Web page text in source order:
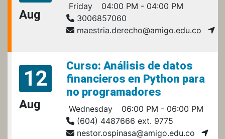
Aug
Friday
04:00 PM - 04:00 PM
3006857060
maestria.derecho@amigo.edu.co
12
Aug
Curso: Análisis de datos
financieros en Python para
no programadores
Wednesday
06:00 PM - 06:00 PM
(604) 4487666 ext. 9775
nestor.ospinasa@amigo.edu.co